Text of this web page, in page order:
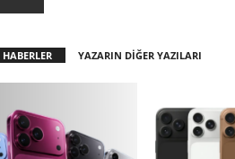
YAZARIN DİĞER YAZILARI